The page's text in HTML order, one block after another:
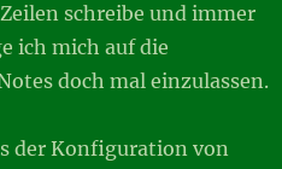
schreibe und immer
ich mich auf die
doch mal einzulassen.
der Konfiguration von